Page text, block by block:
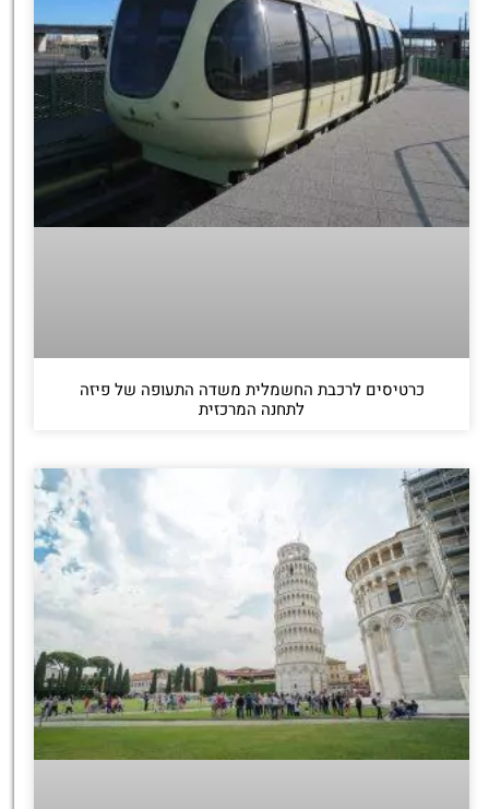
כרטיסים לרכבת החשמלית משדה התעופה של פיזה
לתחנה המרכזית